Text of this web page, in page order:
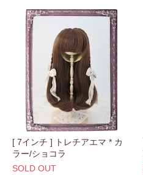
[ 7インチ ] トレチアエマ * カ
ラー/ショコラ
SOLD OUT